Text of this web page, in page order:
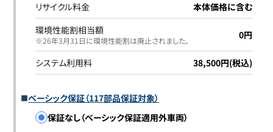
リサイクル料金
本体価格に含む
環境性能割相当額
※26年3月31日に環境性能割は廃止されました｡ 0円
システム利用料 38,500円(税込)
ベーシック保証（117部品保証対象）
保証なし（ベーシック保証適用外車両）